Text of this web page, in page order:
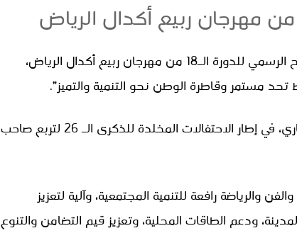
استضافت حديقة التجارب النباتية بالرباط، الجمعة، حفل الافتتاح الرسمي للدورة الـ18 من مهرجان ربيع أكدال الرياض،
مستمر وقاطرة الوطن نحو التنمية والتميز”.
وتندرج هذه التظاهرة، المنظمة من 18 إلى غاية 30 يوليوز الجاري، في إطار الاحتفالات المخلدة للذكرى الـ 26 لتربع صاحب
والرياضة رافعة للتنمية المجتمعية، وآلية لتعزيز
ودعم الطاقات المحلية، وتعزيز قيم التضامن والتنوع